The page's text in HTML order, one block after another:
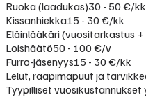
Ruoka (laadukas)30 - 50 €/kk
Kissanhiekka15 - 30 €/kk
Eläinlääkäri (vuositarkastus
Loishäätö50 - 100 €/v
Furro-jäsenyys15 - 30 €/kk
Lelut, raapimapuut ja
Tyypilliset vuosikustannukset